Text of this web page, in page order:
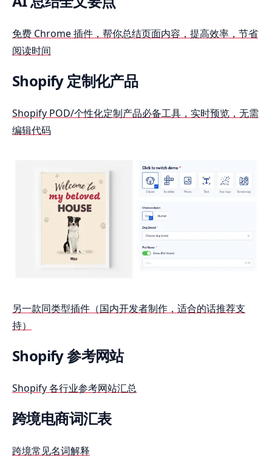
免费 Chrome 插件，帮你总结页面内容，提高效率，节省
阅读时间
Shopify 定制化产品
Shopify POD/个性化定制产品必备工具，实时预览，无需
编辑代码
另一款同类型插件（国内开发者制作，适合的话推荐支
持）
Shopify 参考网站
Shopify 各行业参考网站汇总
跨境电商词汇表
跨境常见名词解释